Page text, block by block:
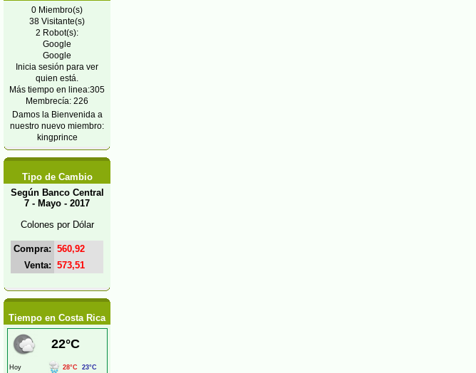
0 Miembro(s)
38 Visitante(s)
2 Robot(s):
Google
Google
Inicia sesión para ver
quien está.
Más tiempo en linea:305
Membrecía: 226
Damos la Bienvenida a
nuestro nuevo miembro:
kingprince
Tipo de Cambio
Según Banco Central
7 - Mayo - 2017
Colones por Dólar
Compra: 560,92
Venta: 573,51
Tiempo en Costa Rica